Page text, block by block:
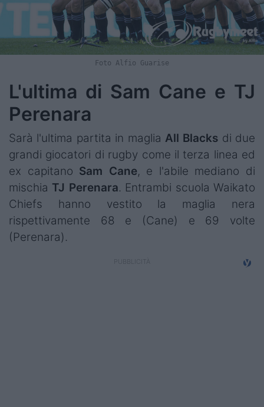
Foto Alfio Guarise
L'ultima di Sam Cane e TJ
Perenara
Sarà l'ultima partita in maglia All Blacks di due
grandi giocatori di rugby come il terza linea ed
ex capitano Sam Cane, e l'abile mediano di
mischia TJ Perenara. Entrambi scuola Waikato
Chiefs hanno vestito la maglia nera
rispettivamente 68 e (Cane) e 69 volte
(Perenara).